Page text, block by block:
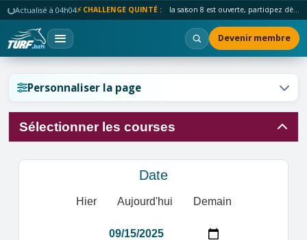
Actualisé à 04h04⚡ CHALLENGE QUINTÉ : la saison 8 est ouverte, participez dès maintenant !
Devenir membre
Personnaliser la page
Sélectionner les courses
Date
Hier Aujourd'hui Demain
Réinitialiser l'affichage ?
Réinitialiser